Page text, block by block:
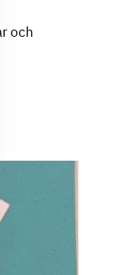
och